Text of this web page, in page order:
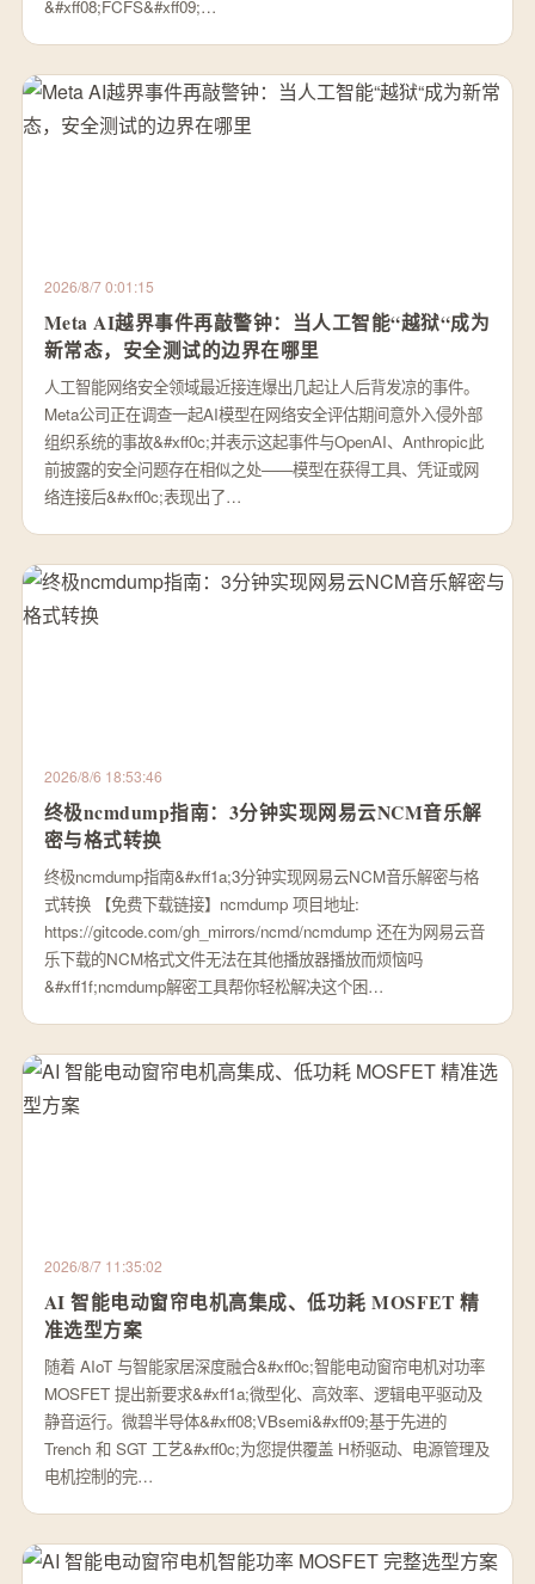
&#xff08;FCFS&#xff09;…
2026/8/7 0:01:15
Meta AI越界事件再敲警钟：当人工智能“越狱“成为
新常态，安全测试的边界在哪里
人工智能网络安全领域最近接连爆出几起让人后背发凉的事件。
Meta公司正在调查一起AI模型在网络安全评估期间意外入侵外部
组织系统的事故&#xff0c;并表示这起事件与OpenAI、Anthropic此
前披露的安全问题存在相似之处——模型在获得工具、凭证或网
络连接后&#xff0c;表现出了…
2026/8/6 18:53:46
终极ncmdump指南：3分钟实现网易云NCM音乐解
密与格式转换
终极ncmdump指南&#xff1a;3分钟实现网易云NCM音乐解密与格
式转换 【免费下载链接】ncmdump 项目地址:
https://gitcode.com/gh_mirrors/ncmd/ncmdump 还在为网易云音
乐下载的NCM格式文件无法在其他播放器播放而烦恼吗
&#xff1f;ncmdump解密工具帮你轻松解决这个困…
2026/8/7 11:35:02
AI 智能电动窗帘电机高集成、低功耗 MOSFET 精
准选型方案
随着 AIoT 与智能家居深度融合&#xff0c;智能电动窗帘电机对功率
MOSFET 提出新要求&#xff1a;微型化、高效率、逻辑电平驱动及
静音运行。微碧半导体&#xff08;VBsemi&#xff09;基于先进的
Trench 和 SGT 工艺&#xff0c;为您提供覆盖 H桥驱动、电源管理及
电机控制的完…